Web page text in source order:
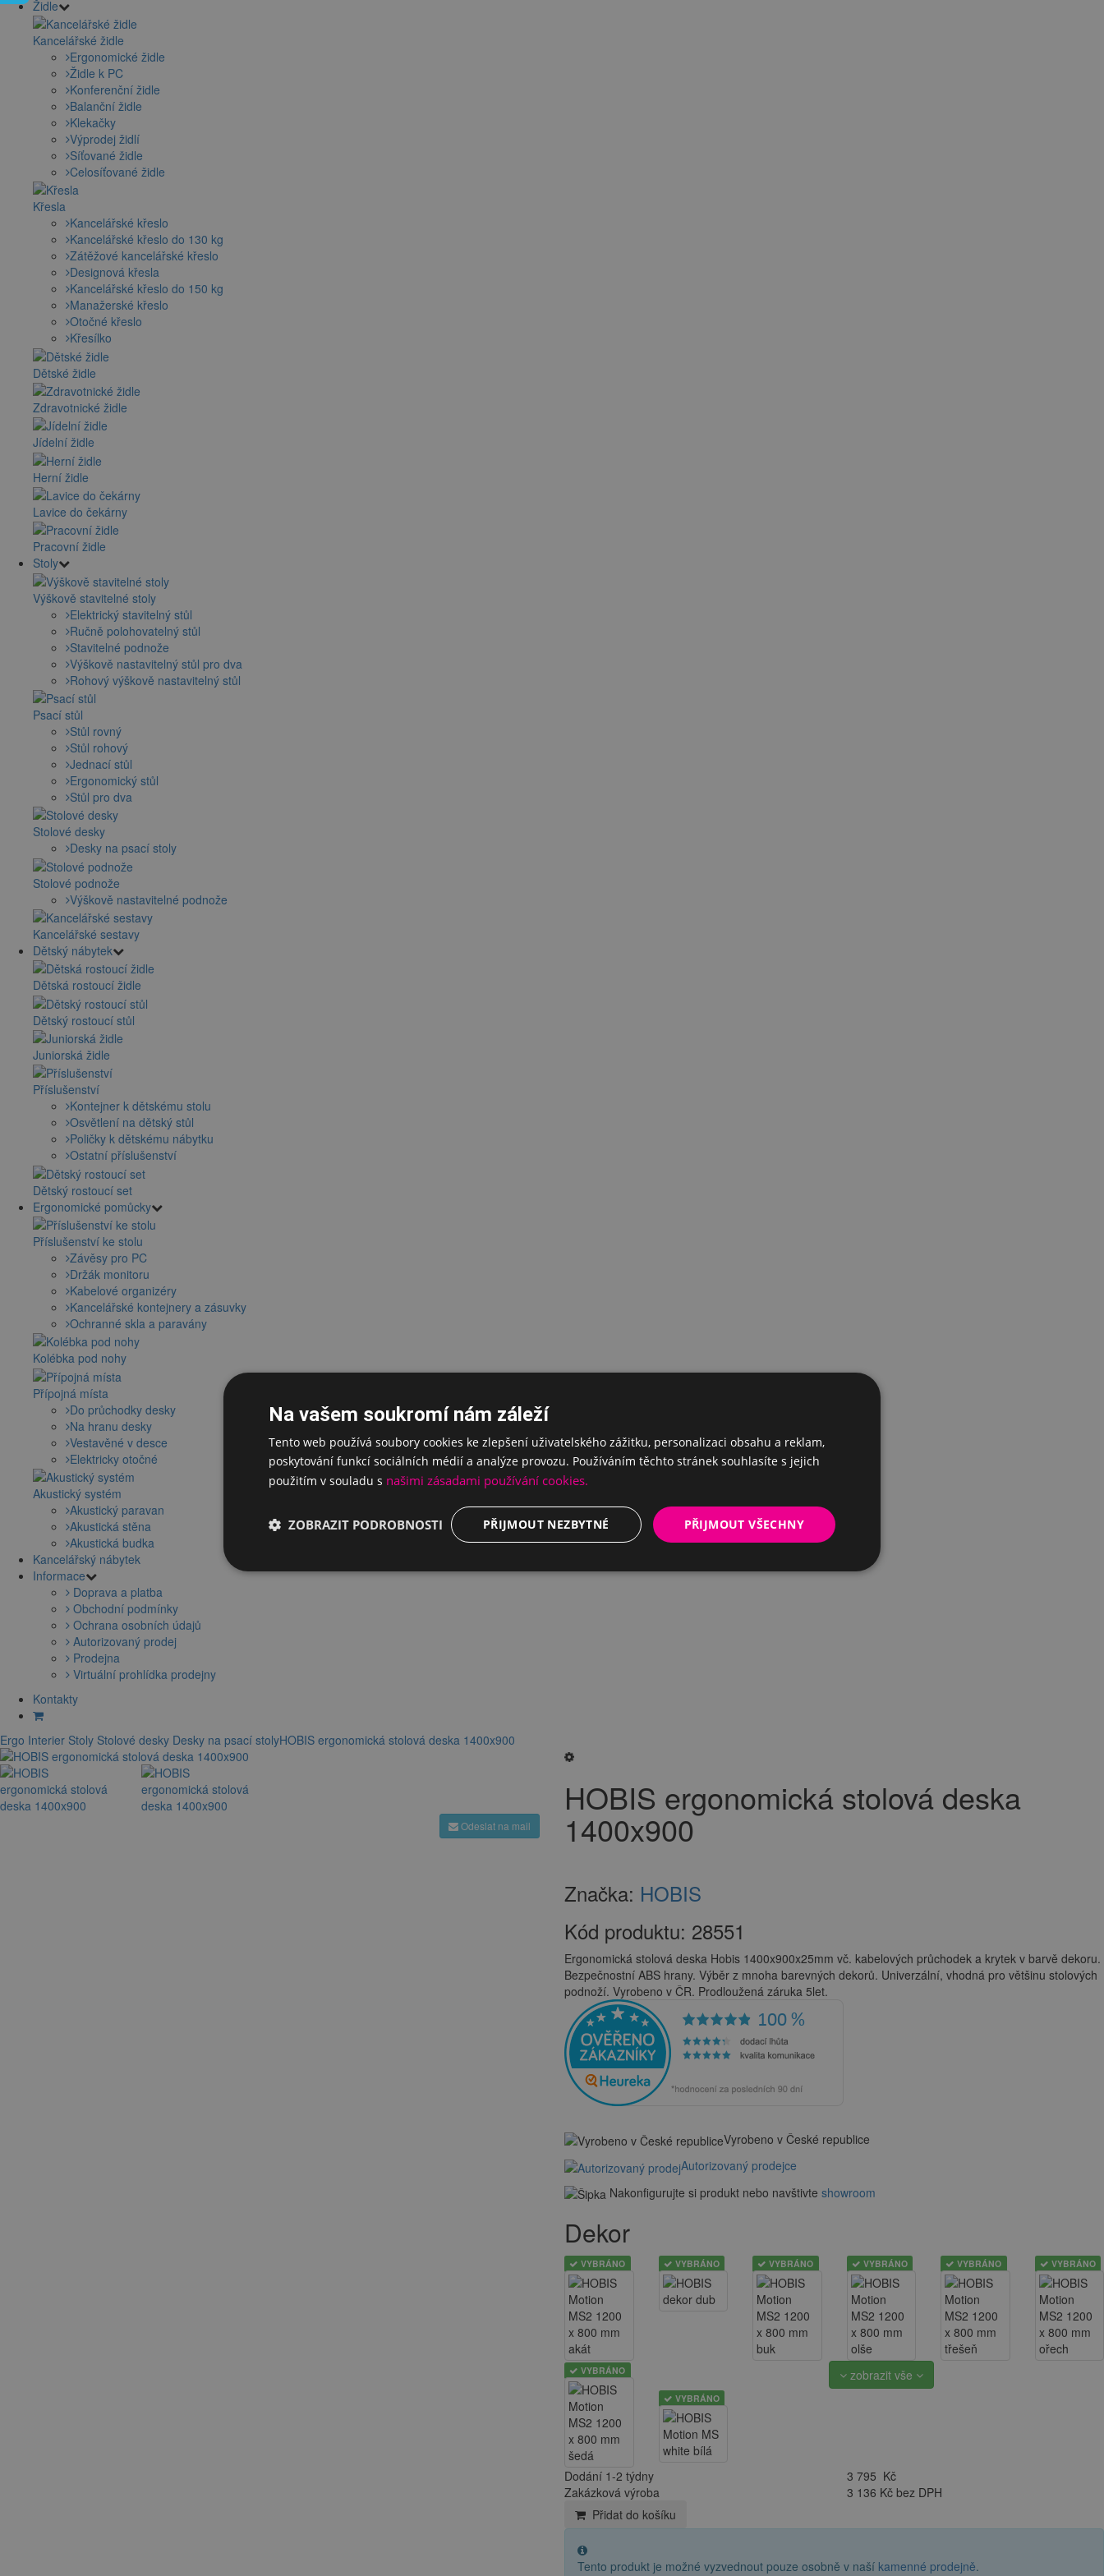
Židle
Kancelářské židle
Ergonomické židle
Židle k PC
Konferenční židle
Balanční židle
Klekačky
Výprodej židlí
Síťované židle
Celosíťované židle
Křesla
Kancelářské křeslo
Kancelářské křeslo do 130 kg
Zátěžové kancelářské křeslo
Designová křesla
Kancelářské křeslo do 150 kg
Manažerské křeslo
Otočné křeslo
Křesílko
Dětské židle
Zdravotnické židle
Jídelní židle
Herní židle
Lavice do čekárny
Pracovní židle
Stoly
Výškově stavitelné stoly
Elektrický stavitelný stůl
Ručně polohovatelný stůl
Stavitelné podnože
Výškově nastavitelný stůl pro dva
Rohový výškově nastavitelný stůl
Psací stůl
Stůl rovný
Stůl rohový
Jednací stůl
Ergonomický stůl
Stůl pro dva
Stolové desky
Desky na psací stoly
Stolové podnože
Výškově nastavitelné podnože
Kancelářské sestavy
Dětský nábytek
Dětská rostoucí židle
Dětský rostoucí stůl
Juniorská židle
Příslušenství
Kontejner k dětskému stolu
Osvětlení na dětský stůl
Poličky k dětskému nábytku
Ostatní příslušenství
Dětský rostoucí set
Ergonomické pomůcky
Příslušenství ke stolu
Závěsy pro PC
Držák monitoru
Kabelové organizéry
Kancelářské kontejnery a zásuvky
Ochranné skla a paravány
Kolébka pod nohy
Přípojná místa
Do průchodky desky
Na hranu desky
Vestavěné v desce
Elektricky otočné
Akustický systém
Akustický paravan
Akustická stěna
Akustická budka
Kancelářský nábytek
Informace
Doprava a platba
Obchodní podmínky
Ochrana osobních údajů
Autorizovaný prodej
Prodejna
Virtuální prohlídka prodejny
Kontakty
Ergo Interier Stoly Stolové desky Desky na psací stolyHOBIS ergonomická stolová deska 1400x900
Odeslat na mail
HOBIS ergonomická stolová deska
1400x900
Značka: HOBIS
Kód produktu: 28551
Ergonomická stolová deska Hobis 1400x900x25mm vč. kabelových průchodek a krytek v barvě dekoru.
Bezpečnostní ABS hrany. Výběr z mnoha barevných dekorů. Univerzální, vhodná pro většinu stolových
podnoží. Vyrobeno v ČR. Prodloužená záruka 5let.
Vyrobeno v České republice
Autorizovaný prodejce
Nakonfigurujte si produkt nebo navštivte showroom
Dekor
VYBRÁNO VYBRÁNO VYBRÁNO VYBRÁNO VYBRÁNO VYBRÁNO
VYBRÁNO zobrazit vše
VYBRÁNO
Dodání 1-2 týdny
Zakázková výroba
3 795 Kč
3 136 Kč bez DPH
Přidat do košíku
Tento produkt je možné vyzvednout pouze osobně v naší kamenné prodejně.
Na vašem soukromí nám záleží
Tento web používá soubory cookies ke zlepšení uživatelského zážitku, personalizaci obsahu a reklam,
poskytování funkcí sociálních médií a analýze provozu. Používáním těchto stránek souhlasíte s jejich
použitím v souladu s našimi zásadami používání cookies.
PŘIJMOUT VŠECHNY
PŘIJMOUT NEZBYTNÉ
ZOBRAZIT PODROBNOSTI